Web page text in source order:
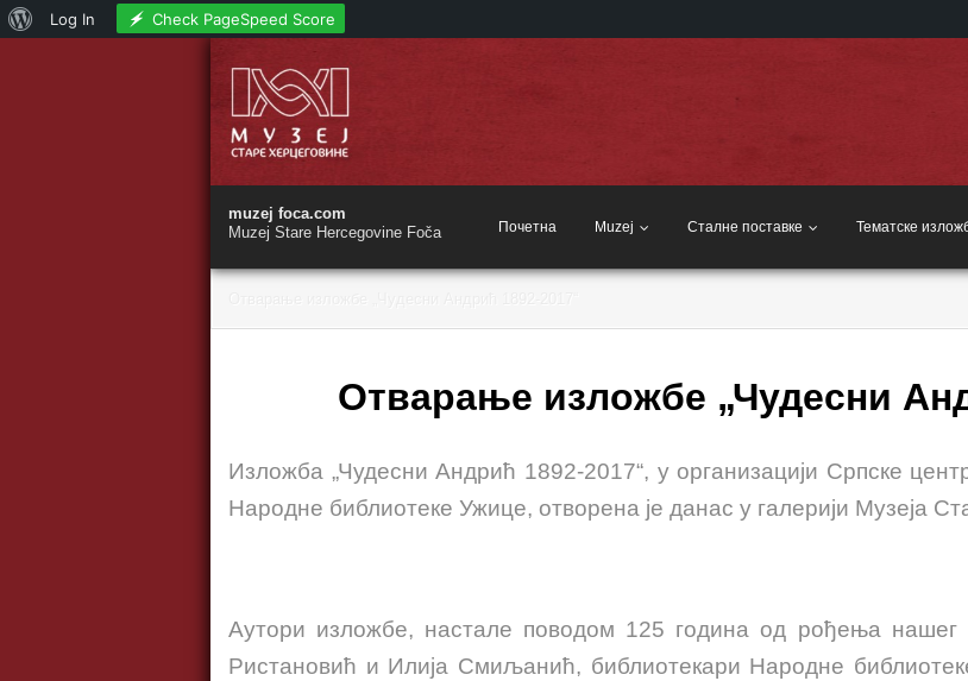
Log In Check PageSpeed Score
muzej foca.com
Muzej Stare Hercegovine Foča
Почетна Muzej Сталне поставке Тематске
Отварање изложбе „Чудесни
Изложба „Чудесни Андрић 1892-2017“, у организацији Српске
Народне библиотеке Ужице, отворена је данас у галерији Музеја
Аутори изложбе, настале поводом 125 година од рођења нашег
Ристановић и Илија Смиљанић, библиотекари Народне